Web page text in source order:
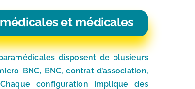
et médicales
disposent de plusieurs
BNC, BNC, contrat d’association,
configuration implique des